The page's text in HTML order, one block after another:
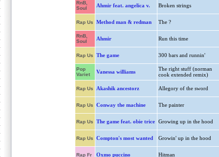
RnB,
Soul
Ahmir feat. angelica v. Broken strings
Rap Us Method man & redman The ?
RnB,
Soul
Ahmir Run this time
Rap Us The game 300 bars and runnin'
Pop
Variet
Vanessa williams
The right stuff (norman
cook extended remix)
Rap Us Akashik ancestorz Allegory of the sword
Rap Us Conway the machine The painter
Rap Us The game feat. obie trice Growing up in the hood
Rap Us Compton's most wanted Growin' up in the hood
Rap Fr Oxmo puccino Hitman